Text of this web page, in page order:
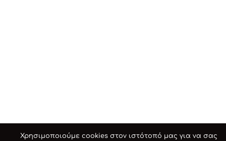
Χρησιμοποιούμε cookies στον ιστότοπό μας για να σας